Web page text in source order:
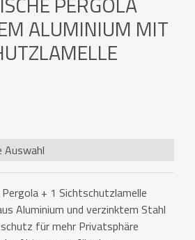
ALUMINIUM MIT 1
Auswahl
+ 1 Sichtschutzlamelle
Aluminium und verzinktem Stahl
für mehr Privatsphäre